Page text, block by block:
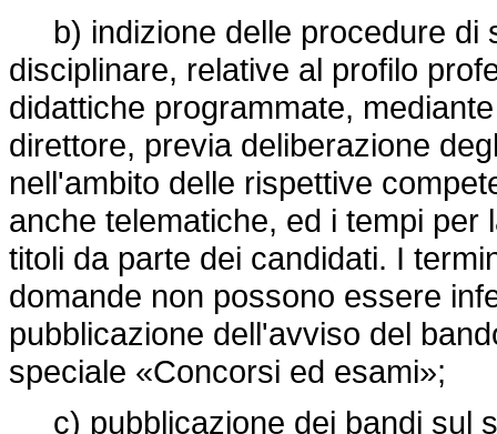
b) indizione delle procedure di
disciplinare, relative al profilo
didattiche programmate,
direttore, previa deliberazione
nell'ambito delle rispettive
anche telematiche, ed i tempi
titoli da parte dei candidati. I
domande non possono essere
pubblicazione dell'avviso del
speciale «Concorsi ed esami»;
c) pubblicazione dei bandi sul